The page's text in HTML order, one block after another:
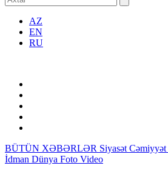
AZ
EN
RU
BÜTÜN XƏBƏRLƏR Siyasət Cəmiyyət
İdman Dünya Foto Video